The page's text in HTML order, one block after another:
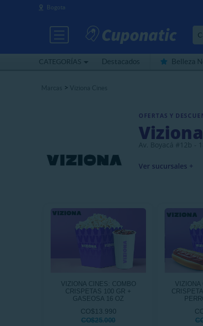
Bogota
CATEGORÍAS Destacados Belleza
>
OFERTAS Y
Av. Boyacá #12b -
Ver sucursales +
VIZIONA CINES: COMBO
CRISPETAS 100 GR +
GASEOSA 16 OZ
CO$13.990
CO$25.000
VIZIONA